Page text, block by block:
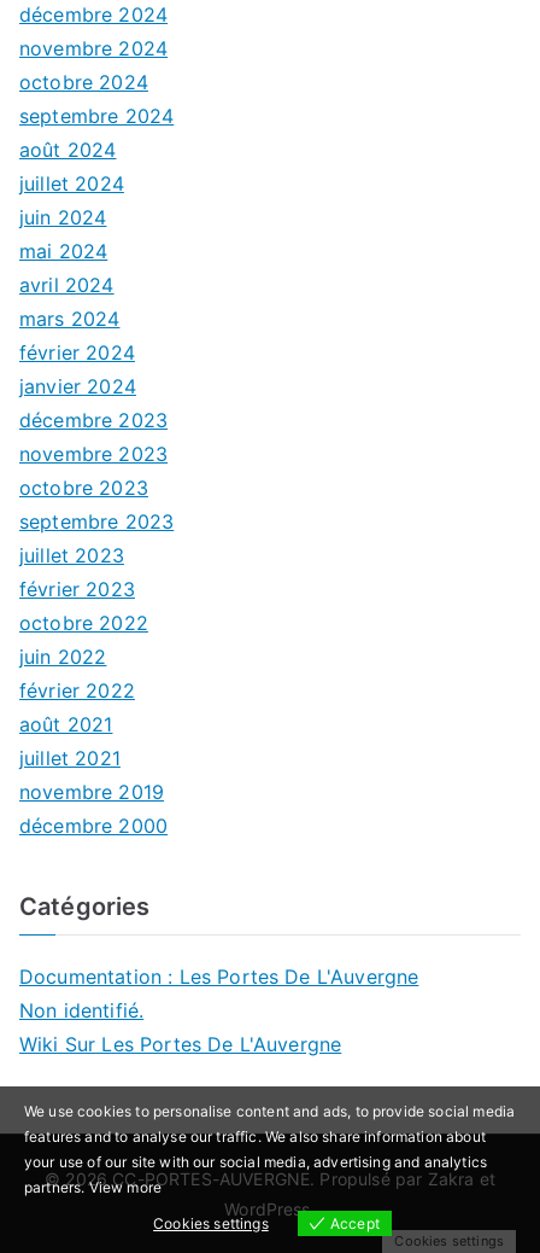
décembre 2024
novembre 2024
octobre 2024
septembre 2024
août 2024
juillet 2024
juin 2024
mai 2024
avril 2024
mars 2024
février 2024
janvier 2024
décembre 2023
novembre 2023
octobre 2023
septembre 2023
juillet 2023
février 2023
octobre 2022
juin 2022
février 2022
août 2021
juillet 2021
novembre 2019
décembre 2000
Catégories
Documentation : Les Portes De L'Auvergne
Non identifié.
Wiki Sur Les Portes De L'Auvergne
© 2026 CC-PORTES-AUVERGNE. Propulsé par Zakra et
WordPress.
We use cookies to personalise content and ads, to provide social media
features and to analyse our traffic. We also share information about
your use of our site with our social media, advertising and analytics
partners.View more
Cookies settings
Accept
Cookies settings